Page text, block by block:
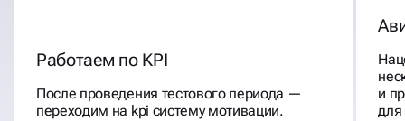
Работаем по KPI
После проведения тестового периода —
переходим на kpi систему мотивации.
и
для